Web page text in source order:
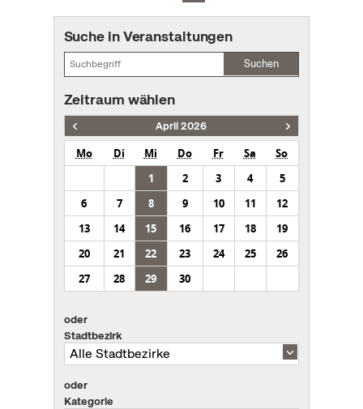
Suche in Veranstaltungen
Suchen
Zeitraum wählen
April 2026
Mo Di Mi Do Fr Sa
So
1
2 3 4
5
6
7 8 9 10 11
12
13
14 15 16 17 18
19
20
21 22 23 24 25
26
27
28 29 30
oder
Stadtbezirk
oder
Kategorie